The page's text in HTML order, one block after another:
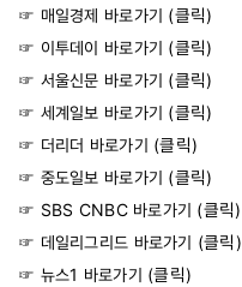
☞ 매일경제 바로가기 (클릭)
☞ 이투데이 바로가기 (클릭)
☞ 서울신문 바로가기 (클릭)
☞ 세계일보 바로가기 (클릭)
☞ 더리더 바로가기 (클릭)
☞ 중도일보 바로가기 (클릭)
☞ SBS CNBC 바로가기 (클릭)
☞ 데일리그리드 바로가기 (클릭)
☞ 뉴스1 바로가기 (클릭)